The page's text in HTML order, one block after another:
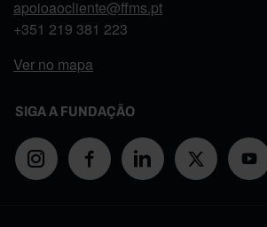
apoioaocliente@ffms.pt
+351 219 381 223
Ver no mapa
SIGA A FUNDAÇÃO